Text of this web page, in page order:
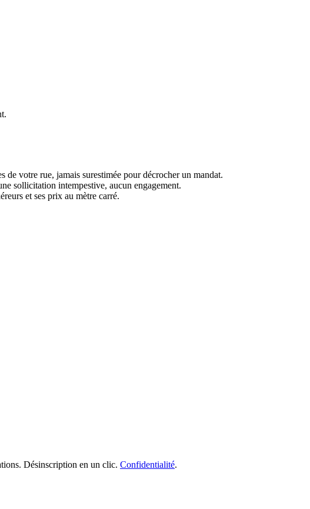
de votre rue, jamais surestimée pour décrocher un mandat.
sollicitation intempestive, aucun engagement.
et ses prix au mètre carré.
Désinscription en un clic. Confidentialité.